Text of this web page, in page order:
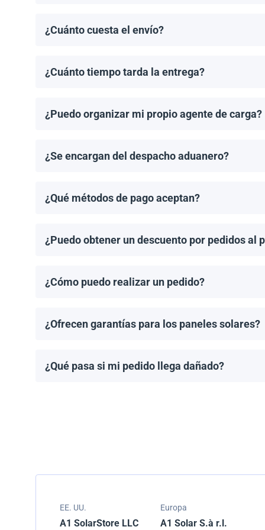
¿Cuánto cuesta el envío?
¿Cuánto tiempo tarda la entrega?
¿Puedo organizar mi propio agente de carga?
¿Se encargan del despacho aduanero?
¿Qué métodos de pago aceptan?
¿Puedo obtener un descuento por pedidos al
¿Cómo puedo realizar un pedido?
¿Ofrecen garantías para los paneles solares?
¿Qué pasa si mi pedido llega dañado?
EE. UU.
A1 SolarStore LLC
Europa
A1 Solar S.à r.l.